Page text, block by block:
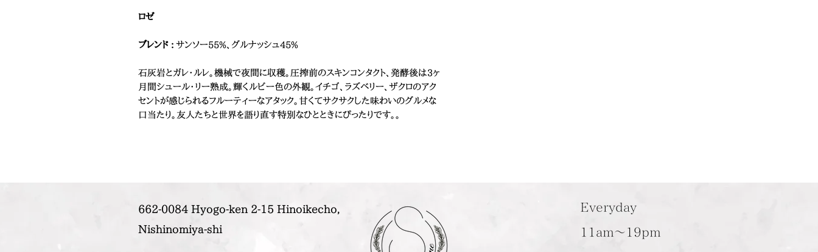
ロゼ
ブレンド : サンソー55%、グルナッシュ45%
石灰岩とガレ・ルレ。機械で夜間に収穫。圧搾前のスキンコンタクト、発酵後は3ヶ
月間シュール・リー熟成。輝くルビー色の外観。イチゴ、ラズベリー、ザクロのアク
セントが感じられるフルーティーなアタック。甘くてサクサクした味わいのグルメな
口当たり。友人たちと世界を語り直す特別なひとときにぴったりです。。
662-0084 Hyogo-ken 2-15 Hinoikecho,
Nishinomiya-shi
Everyday
11am～19pm